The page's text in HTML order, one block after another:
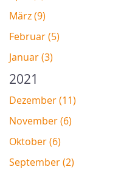
März (9)
Februar (5)
Januar (3)
2021
Dezember (11)
November (6)
Oktober (6)
September (2)